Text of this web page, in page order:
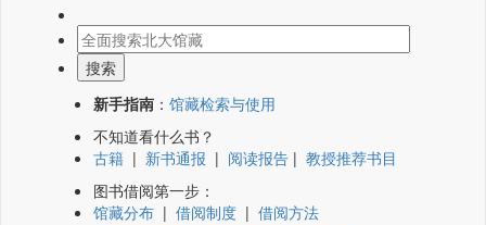
新手指南 ： 馆藏检索与使用
不知道看什么书？
古籍 | 新书通报 | 阅读报告 | 教授推荐书目
图书借阅第一步：
馆藏分布 | 借阅制度 | 借阅方法